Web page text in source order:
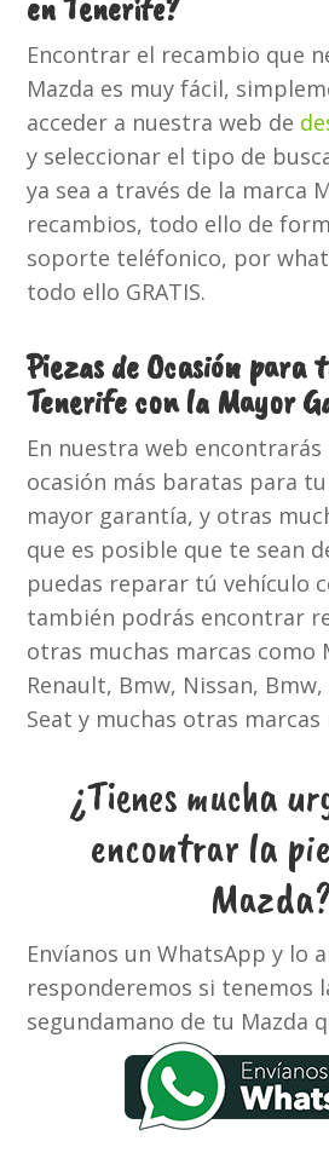
Encontrar el recambio que
Mazda es muy fácil,
acceder a nuestra web de
y seleccionar el tipo de
ya sea a través de la marca
recambios, todo ello de
soporte teléfonico, por
todo ello GRATIS.
Piezas de Ocasión para
Tenerife con la Mayor
En nuestra web encontrarás
ocasión más baratas para
mayor garantía, y otras
que es posible que te sean
puedas reparar tú vehículo
también podrás encontrar
otras muchas marcas como
Renault, Bmw, Nissan,
Seat y muchas otras marcas
¿Tienes mucha
encontrar la
Envíanos un WhatsApp y lo
responderemos si tenemos
segundamano de tu Mazda